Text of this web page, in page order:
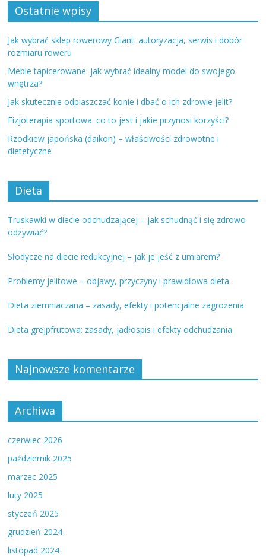
Ostatnie wpisy
Jak wybrać sklep rowerowy Giant: autoryzacja, serwis i dobór
rozmiaru roweru
Meble tapicerowane: jak wybrać idealny model do swojego
wnętrza?
Jak skutecznie odpiaszczać konie i dbać o ich zdrowie jelit?
Fizjoterapia sportowa: co to jest i jakie przynosi korzyści?
Rzodkiew japońska (daikon) – właściwości zdrowotne i
dietetyczne
Dieta
Truskawki w diecie odchudzającej – jak schudnąć i się zdrowo
odżywiać?
Słodycze na diecie redukcyjnej – jak je jeść z umiarem?
Problemy jelitowe – objawy, przyczyny i prawidłowa dieta
Dieta ziemniaczana – zasady, efekty i potencjalne zagrożenia
Dieta grejpfrutowa: zasady, jadłospis i efekty odchudzania
Najnowsze komentarze
Archiwa
czerwiec 2026
październik 2025
marzec 2025
luty 2025
styczeń 2025
grudzień 2024
listopad 2024